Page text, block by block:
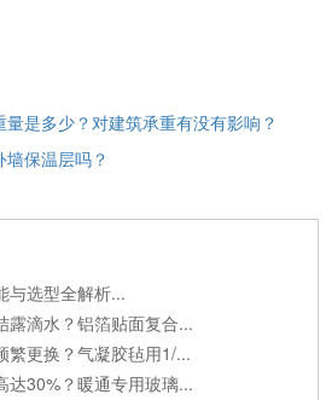
是多少？对建筑承重有没有影响？
保温层吗？
与选型全解析...
露滴水？铝箔贴面复合...
繁更换？气凝胶毡用1/...
达30%？暖通专用玻璃...